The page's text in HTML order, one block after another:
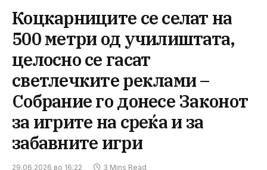
Коцкарниците се селат на
500 метри од училиштата,
целосно се гасат
светлечките реклами –
Собрание го донесе Законот
за игрите на среќа и за
забавните игри
29.06.2026 во 16:22 3 Mins Read